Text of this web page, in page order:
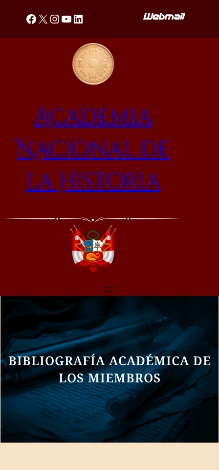
Facebook
X Instagram
YouTube
LinkedIn
Academia
Nacional de
la Historia
BIBLIOGRAFÍA ACADÉMICA DE
LOS MIEMBROS